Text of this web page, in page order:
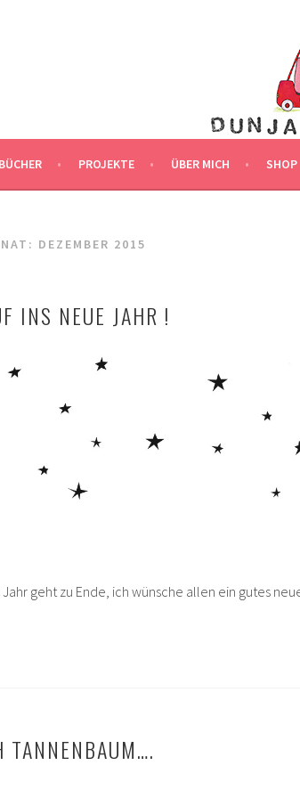
ILLUSTRATION
BÜCHER PROJEKTE ÜBER MICH SHOP
DEZEMBER 2015
INS NEUE JAHR !
Jahr geht zu Ende, ich wünsche allen ein gutes
TANNENBAUM….